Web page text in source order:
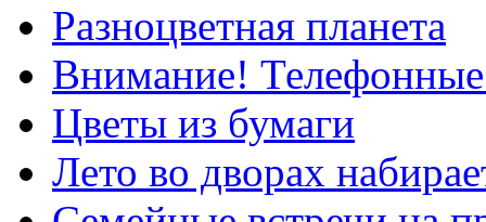
Разноцветная планета
Внимание!
Цветы из бумаги
Лето во дворах